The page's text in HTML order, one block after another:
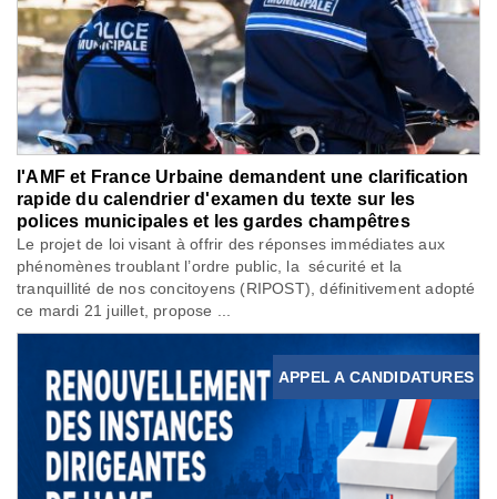
l'AMF et France Urbaine demandent une clarification
rapide du calendrier d'examen du texte sur les
polices municipales et les gardes champêtres
Le projet de loi visant à offrir des réponses immédiates aux
phénomènes troublant l’ordre public, la sécurité et la
tranquillité de nos concitoyens (RIPOST), définitivement adopté
ce mardi 21 juillet, propose ...
APPEL A CANDIDATURES